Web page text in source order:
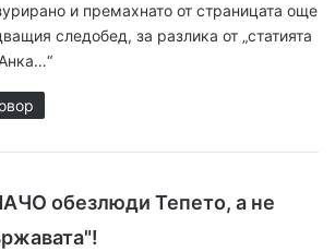
и премахнато от страницата още
следобед, за разлика от „статията
обезлюди Тепето, а не